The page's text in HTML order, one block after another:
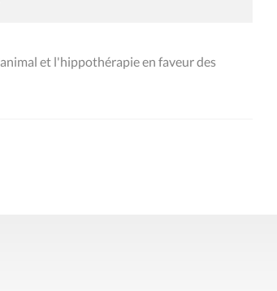
et l'hippothérapie en faveur des